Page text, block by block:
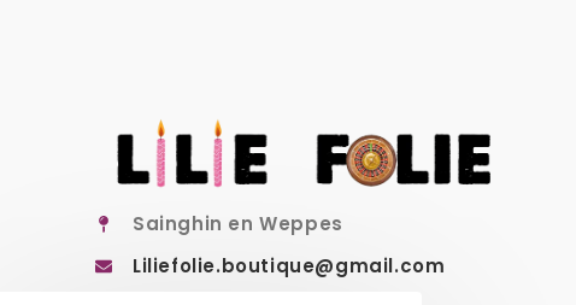
Sainghin en Weppes
Liliefolie.boutique@gmail.com